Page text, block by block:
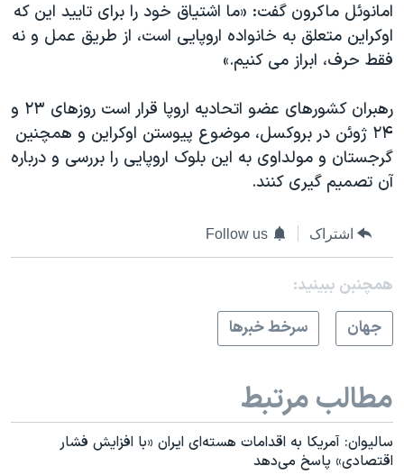
امانوئل ماکرون گفت: «ما اشتیاق خود را برای تایید این که
اوکراین متعلق به خانواده اروپایی است، از طریق عمل و نه
فقط حرف، ابراز می کنیم.»
رهبران کشور‌های عضو اتحادیه اروپا قرار است روز‌های ۲۳ و
۲۴ ژوئن در بروکسل، موضوع پیوستن اوکراین و همچنین
گرجستان و مولداوی به این بلوک اروپایی را بررسی و درباره
آن تصمیم گیری کنند.
اشتراک Follow us
همچنبن ببینید:
جهان
سرخط خبرها
مطالب مرتبط
سالیوان: آمریکا به اقدامات هسته‌ای ایران «با افزایش فشار
اقتصادی» پاسخ می‌دهد